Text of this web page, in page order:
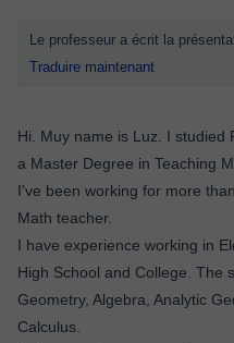
Le professeur a écrit la
Traduire maintenant
Hi. Muy name is Luz. I studied
a Master Degree in Teaching
I've been working for more
Math teacher.
I have experience working in
High School and College. The
Geometry, Algebra, Analytic
Calculus.